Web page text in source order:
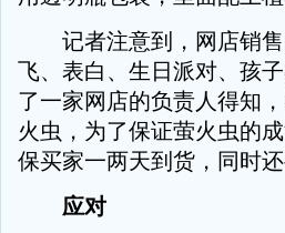
记者注意到，网店销售
飞、表白、生日派对、孩
了一家网店的负责人得知
火虫，为了保证萤火虫的
保买家一两天到货，同时
应对